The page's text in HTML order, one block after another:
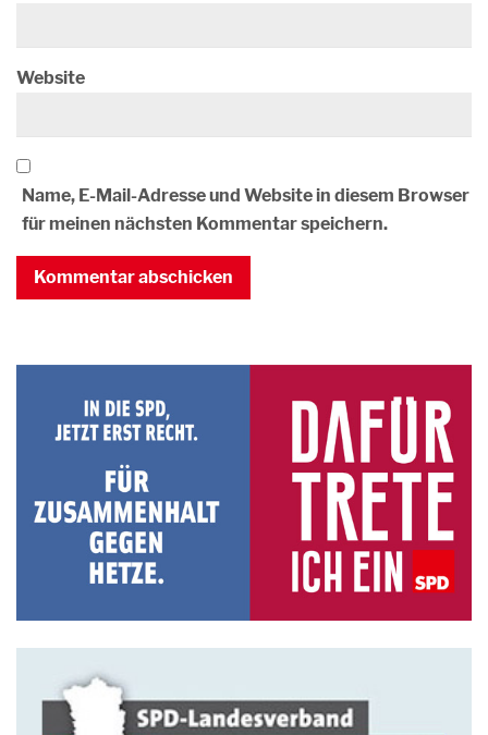
Website
Name, E-Mail-Adresse und Website in diesem Browser
für meinen nächsten Kommentar speichern.